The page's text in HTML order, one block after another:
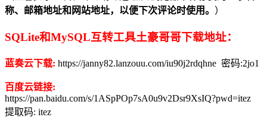
称、邮箱地址和网站地址，以便下次评论时使用。 ）
SQLite和MySQL互转工具土豪哥哥下载地址：
蓝奏云下载: https://janny82.lanzouu.com/iu90j2rdqhne 密码:2jo1
百度云链接:
https://pan.baidu.com/s/1ASpPOp7sA0u9v2Dsr9XsIQ?pwd=itez
提取码: itez